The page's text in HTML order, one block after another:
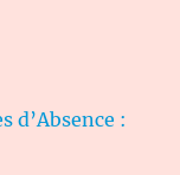
d’Absence :